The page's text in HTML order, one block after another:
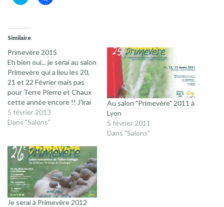
pour
dans
nouvelle
pour
Similaire
Primevère 2015
Eh bien oui... je serai au salon
Primevère qui a lieu les 20,
21 et 22 Février mais pas
pour Terre Pierre et Chaux
cette année encore !! J'irai
bénévolement, en qualité de
Co-Présidente, sur le stand
dimanche 22, histoire de leur
permettre de prendre…
5 février 2013
Dans "Salons"
Au salon "Primevère" 2011 à
Lyon
5 février 2011
Dans "Salons"
Je serai à Primevère 2012